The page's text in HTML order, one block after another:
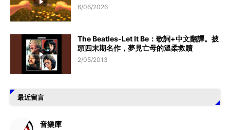
6/06/2026
The Beatles-Let It Be：歌詞+中文翻譯。披
頭四末期名作，夢見亡母的溫柔救贖
2/05/2013
最近留言
音樂庫